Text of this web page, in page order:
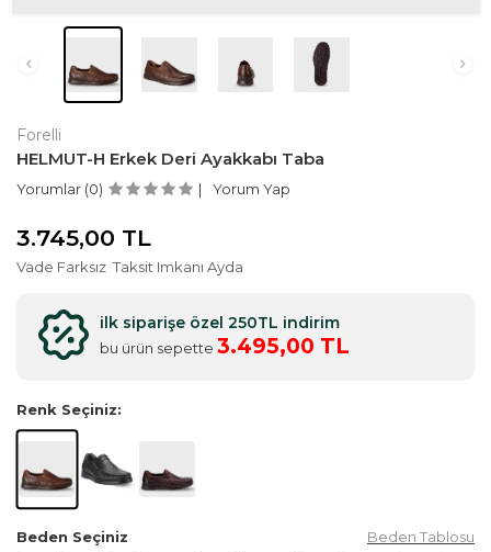
Forelli
HELMUT-H Erkek Deri Ayakkabı Taba
Yorumlar (0) Yorum Yap
3.745,00 TL
Vade Farksız Taksit Imkanı Ayda
ilk siparişe özel 250TL indirim
bu ürün sepette 3.495,00 TL
Renk Seçiniz:
Beden Seçiniz Beden Tablosu